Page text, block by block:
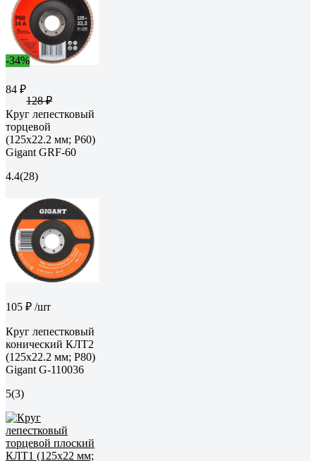
-34%
84 ₽
128 ₽
Круг лепестковый
торцевой
(125x22.2 мм; P60)
Gigant GRF-60
4.4(28)
105 ₽ /шт
Круг лепестковый
конический КЛТ2
(125x22.2 мм; P80)
Gigant G-110036
5(3)